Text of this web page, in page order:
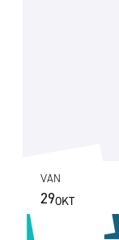
VAN
29OKT
Cursus in